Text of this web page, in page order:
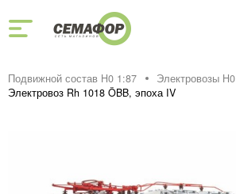
Подвижной состав H0 1:87
Электровозы H0
Электровоз Rh 1018 ÖBB, эпоха IV